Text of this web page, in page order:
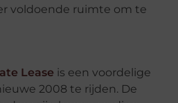
voldoende ruimte om te
Lease is een voordelige
2008 te rijden. De